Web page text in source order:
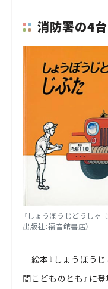
消防署の4
『しょうぼうじどうしゃ
出版社：福音館書店）
絵本『しょうぼうじ
間こどものとも』に